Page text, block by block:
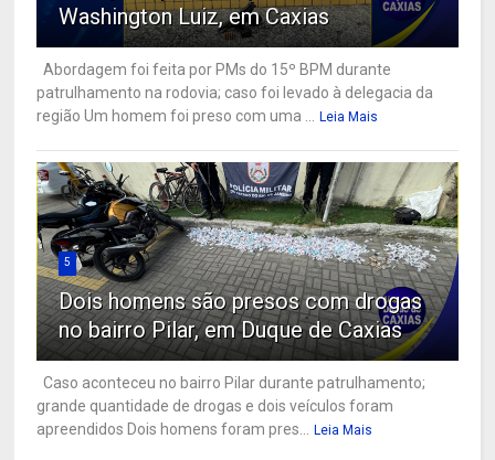
Washington Luiz, em Caxias
Abordagem foi feita por PMs do 15º BPM durante
patrulhamento na rodovia; caso foi levado à delegacia da
região Um homem foi preso com uma ...
Leia Mais
5
Dois homens são presos com drogas
no bairro Pilar, em Duque de Caxias
Caso aconteceu no bairro Pilar durante patrulhamento;
grande quantidade de drogas e dois veículos foram
apreendidos Dois homens foram pres...
Leia Mais